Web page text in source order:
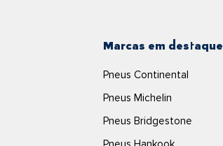
Marcas em destaque
Pneus Continental
Pneus Michelin
Pneus Bridgestone